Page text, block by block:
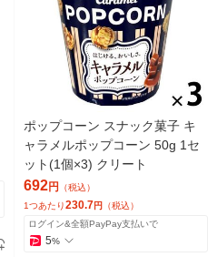
ポップコーン スナック菓子 キ
ャラメルポップコーン 50g 1セ
ット(1個×3) クリート
692円 （税込）
1つあたり230.7 円 （税込）
ログイン&全額PayPay支払いで
5%